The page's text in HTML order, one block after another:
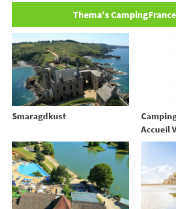
Thema's
Smaragdkust
Accueil